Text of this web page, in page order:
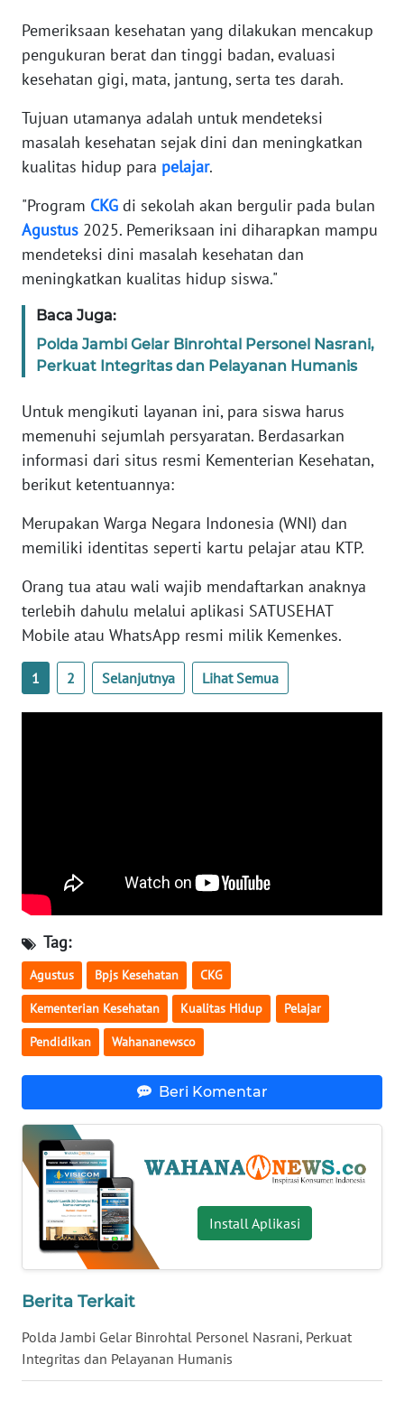
Pemeriksaan kesehatan yang dilakukan mencakup
pengukuran berat dan tinggi badan, evaluasi
kesehatan gigi, mata, jantung, serta tes darah.
Tujuan utamanya adalah untuk mendeteksi
masalah kesehatan sejak dini dan meningkatkan
kualitas hidup para pelajar.
"Program CKG di sekolah akan bergulir pada bulan
Agustus 2025. Pemeriksaan ini diharapkan mampu
mendeteksi dini masalah kesehatan dan
meningkatkan kualitas hidup siswa."
Baca Juga:
Polda Jambi Gelar Binrohtal Personel Nasrani,
Perkuat Integritas dan Pelayanan Humanis
Untuk mengikuti layanan ini, para siswa harus
memenuhi sejumlah persyaratan. Berdasarkan
informasi dari situs resmi Kementerian Kesehatan,
berikut ketentuannya:
Merupakan Warga Negara Indonesia (WNI) dan
memiliki identitas seperti kartu pelajar atau KTP.
Orang tua atau wali wajib mendaftarkan anaknya
terlebih dahulu melalui aplikasi SATUSEHAT
Mobile atau WhatsApp resmi milik Kemenkes.
1 2 Selanjutnya Lihat Semua
Tag:
Agustus Bpjs Kesehatan CKG
Kementerian Kesehatan Kualitas Hidup Pelajar
Pendidikan Wahananewsco
Beri Komentar
Install Aplikasi
Berita Terkait
Polda Jambi Gelar Binrohtal Personel Nasrani, Perkuat
Integritas dan Pelayanan Humanis
TENTANG
KAMI
MEDIA
KARIR
DISCLAIMER
Wahana
Regional
WN
JAKARTA
WN
JABAR
WN
BANTEN
NTT
PAPUA
BARAT
WN
RIAU
WN
SERAMBI
JAMBI
WN
SULTRA
WN
NTB
WN
SULTENG
WN
SULBAR